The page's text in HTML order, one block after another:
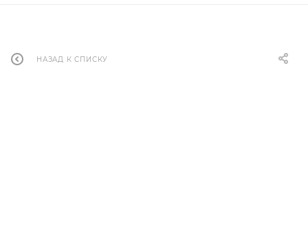
НАЗАД К СПИСКУ